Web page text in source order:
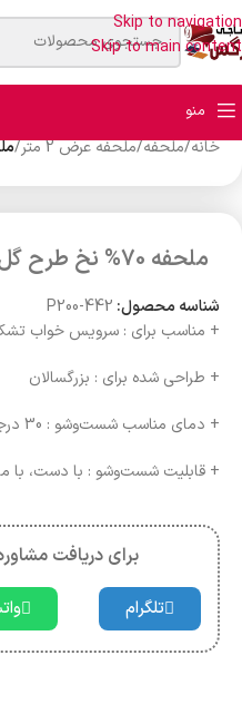
Skip to navigation
Skip to main content
منو
خانه/ملحفه/ملحفه عرض 2 متر /ملحفه
ملحفه 70% نخ طرح گل جدید عرض 2 کد 442
شناسه محصول: P200-442
+ مناسب برای : سرویس خواب
+ طراحی شده برای : بزرگسالان
+ دمای مناسب شست‌وشو : 30 درجه سانتیگراد
+ قابلیت شست‌وشو : با دست، با
برای دریافت
تلگرام